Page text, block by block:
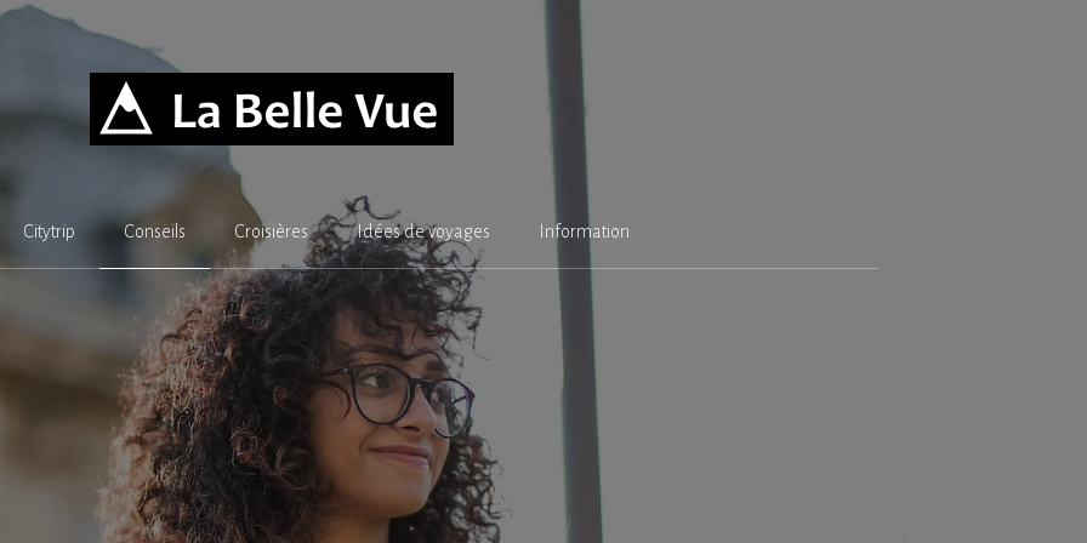
Citytrip Conseils Croisières Idées de voyages Information